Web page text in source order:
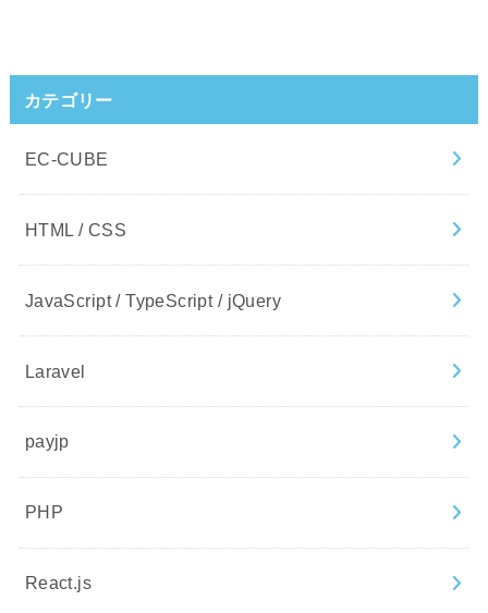
カテゴリー
EC-CUBE
HTML / CSS
JavaScript / TypeScript / jQuery
Laravel
payjp
PHP
React.js